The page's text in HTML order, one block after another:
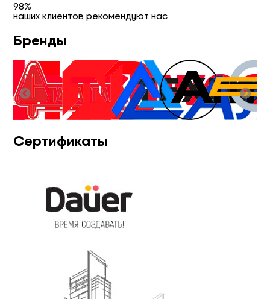
98%
наших клиентов рекомендуют нас
Бренды
Сертификаты